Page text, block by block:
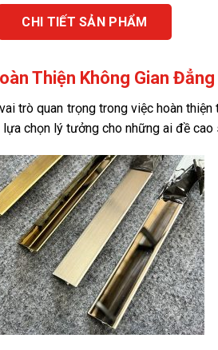
CHI TIẾT SẢN PHẨM
Thiện Không Gian Đẳng
trò quan trọng trong việc hoàn
lựa chọn lý tưởng cho những ai đề cao